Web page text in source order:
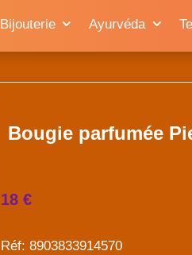
Bijouterie Ayurvéda
Bougie parfumée
18 €
Réf: 8903833914570